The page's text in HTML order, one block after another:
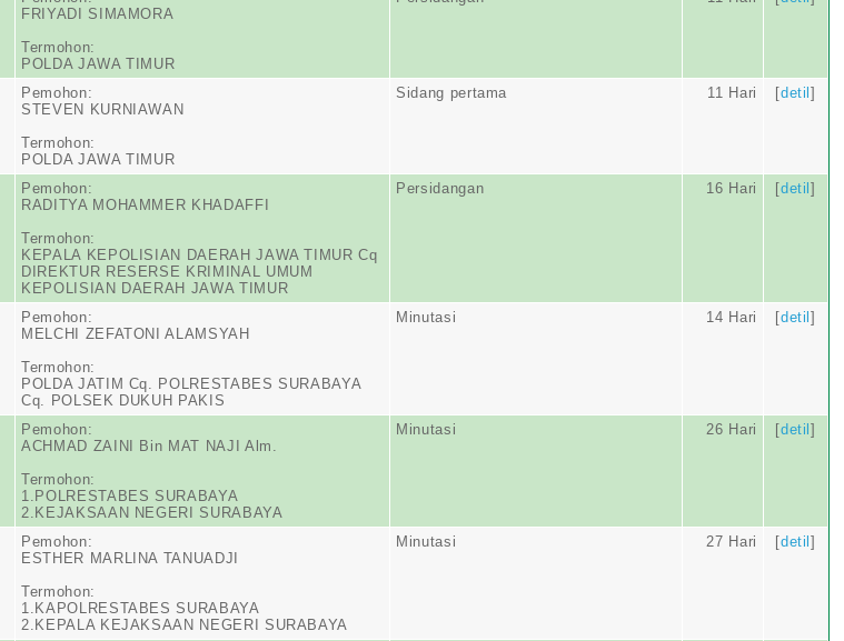
FRIYADI SIMAMORA
Termohon:
POLDA JAWA TIMUR
Pemohon:
STEVEN KURNIAWAN
Termohon:
POLDA JAWA TIMUR
Sidang pertama 11 Hari [detil]
Pemohon:
RADITYA MOHAMMER KHADAFFI
Termohon:
KEPALA KEPOLISIAN DAERAH JAWA TIMUR Cq
DIREKTUR RESERSE KRIMINAL UMUM
KEPOLISIAN DAERAH JAWA TIMUR
Persidangan 16 Hari [detil]
Pemohon:
MELCHI ZEFATONI ALAMSYAH
Termohon:
POLDA JATIM Cq. POLRESTABES SURABAYA
Cq. POLSEK DUKUH PAKIS
Minutasi 14 Hari [detil]
Pemohon:
ACHMAD ZAINI Bin MAT NAJI Alm.
Termohon:
1.POLRESTABES SURABAYA
2.KEJAKSAAN NEGERI SURABAYA
Minutasi 26 Hari [detil]
Pemohon:
ESTHER MARLINA TANUADJI
Termohon:
1.KAPOLRESTABES SURABAYA
2.KEPALA KEJAKSAAN NEGERI SURABAYA
Minutasi 27 Hari [detil]